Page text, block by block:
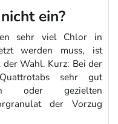
ein?
sehr viel Chlor in
werden muss, ist
Wahl. Kurz: Bei der
sehr gut
oder gezielten
der Vorzug